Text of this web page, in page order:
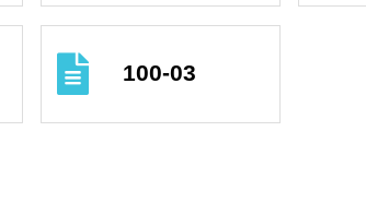
100-03